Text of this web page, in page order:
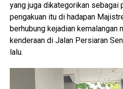
yang juga dikategorikan sebagai
pengakuan itu di hadapan
berhubung kejadian kemalangan
kenderaan di Jalan Persiaran
lalu.